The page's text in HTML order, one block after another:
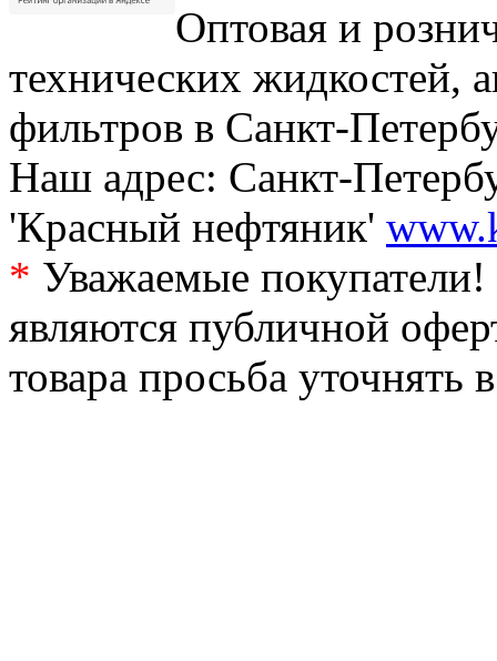
Оптовая и
технических жидкостей,
фильтров в Санкт-
Наш адрес: Санкт-
'Красный нефтяник'
* Уважаемые
являются публичной
товара просьба уточнять